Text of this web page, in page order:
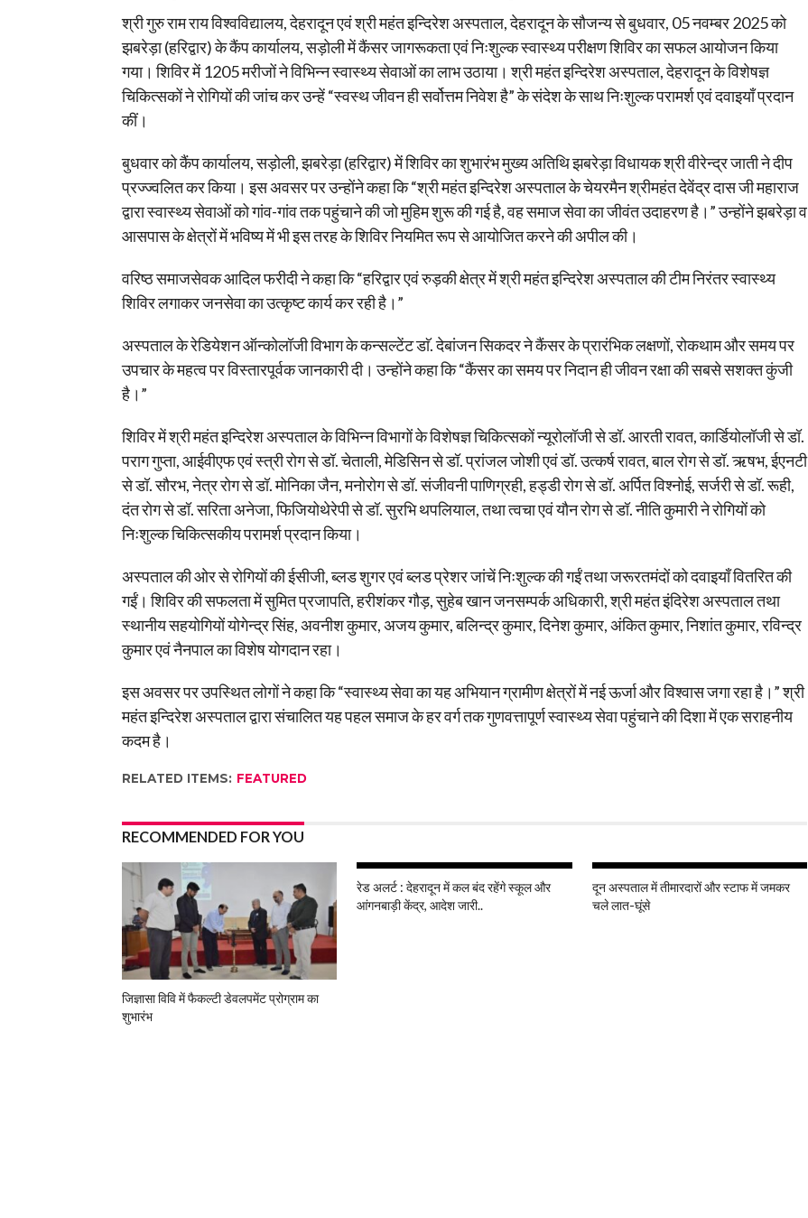
श्री गुरु राम राय विश्वविद्यालय, देहरादून एवं श्री महंत इन्दिरेश अस्पताल, देहरादून के सौजन्य से बुधवार, 05 नवम्बर 2025 को
झबरेड़ा (हरिद्वार) के कैंप कार्यालय, सड़ोली में कैंसर जागरूकता एवं निःशुल्क स्वास्थ्य परीक्षण शिविर का सफल आयोजन किया
गया। शिविर में 1205 मरीजों ने विभिन्न स्वास्थ्य सेवाओं का लाभ उठाया। श्री महंत इन्दिरेश अस्पताल, देहरादून के विशेषज्ञ
चिकित्सकों ने रोगियों की जांच कर उन्हें “स्वस्थ जीवन ही सर्वोत्तम निवेश है” के संदेश के साथ निःशुल्क परामर्श एवं दवाइयाँ प्रदान
कीं।
बुधवार को कैंप कार्यालय, सड़ोली, झबरेड़ा (हरिद्वार) में शिविर का शुभारंभ मुख्य अतिथि झबरेड़ा विधायक श्री वीरेन्द्र जाती ने दीप
प्रज्ज्वलित कर किया। इस अवसर पर उन्होंने कहा कि “श्री महंत इन्दिरेश अस्पताल के चेयरमैन श्रीमहंत देवेंद्र दास जी महाराज
द्वारा स्वास्थ्य सेवाओं को गांव-गांव तक पहुंचाने की जो मुहिम शुरू की गई है, वह समाज सेवा का जीवंत उदाहरण है।” उन्होंने झबरेड़ा व
आसपास के क्षेत्रों में भविष्य में भी इस तरह के शिविर नियमित रूप से आयोजित करने की अपील की।
वरिष्ठ समाजसेवक आदिल फरीदी ने कहा कि “हरिद्वार एवं रुड़की क्षेत्र में श्री महंत इन्दिरेश अस्पताल की टीम निरंतर स्वास्थ्य
शिविर लगाकर जनसेवा का उत्कृष्ट कार्य कर रही है।”
अस्पताल के रेडियेशन ऑन्कोलॉजी विभाग के कन्सल्टेंट डाॅ. देबांजन सिकदर ने कैंसर के प्रारंभिक लक्षणों, रोकथाम और समय पर
उपचार के महत्व पर विस्तारपूर्वक जानकारी दी। उन्होंने कहा कि “कैंसर का समय पर निदान ही जीवन रक्षा की सबसे सशक्त कुंजी
है।”
शिविर में श्री महंत इन्दिरेश अस्पताल के विभिन्न विभागों के विशेषज्ञ चिकित्सकों न्यूरोलॉजी से डॉ. आरती रावत, कार्डियोलॉजी से डॉ.
पराग गुप्ता, आईवीएफ एवं स्त्री रोग से डॉ. चेताली, मेडिसिन से डॉ. प्रांजल जोशी एवं डॉ. उत्कर्ष रावत, बाल रोग से डॉ. ऋषभ, ईएनटी
से डॉ. सौरभ, नेत्र रोग से डॉ. मोनिका जैन, मनोरोग से डॉ. संजीवनी पाणिग्रही, हड्डी रोग से डॉ. अर्पित विश्नोई, सर्जरी से डॉ. रूही,
दंत रोग से डॉ. सरिता अनेजा, फिजियोथेरेपी से डॉ. सुरभि थपलियाल, तथा त्वचा एवं यौन रोग से डॉ. नीति कुमारी ने रोगियों को
निःशुल्क चिकित्सकीय परामर्श प्रदान किया।
अस्पताल की ओर से रोगियों की ईसीजी, ब्लड शुगर एवं ब्लड प्रेशर जांचें निःशुल्क की गईं तथा जरूरतमंदों को दवाइयाँ वितरित की
गईं। शिविर की सफलता में सुमित प्रजापति, हरीशंकर गौड़, सुहेब खान जनसम्पर्क अधिकारी, श्री महंत इंदिरेश अस्पताल तथा
स्थानीय सहयोगियों योगेन्द्र सिंह, अवनीश कुमार, अजय कुमार, बलिन्द्र कुमार, दिनेश कुमार, अंकित कुमार, निशांत कुमार, रविन्द्र
कुमार एवं नैनपाल का विशेष योगदान रहा।
इस अवसर पर उपस्थित लोगों ने कहा कि “स्वास्थ्य सेवा का यह अभियान ग्रामीण क्षेत्रों में नई ऊर्जा और विश्वास जगा रहा है।” श्री
महंत इन्दिरेश अस्पताल द्वारा संचालित यह पहल समाज के हर वर्ग तक गुणवत्तापूर्ण स्वास्थ्य सेवा पहुंचाने की दिशा में एक सराहनीय
कदम है।
RELATED ITEMS: FEATURED
RECOMMENDED FOR YOU
जिज्ञासा विवि में फैकल्टी डेवलपमेंट प्रोग्राम का
शुभारंभ
रेड अलर्ट : देहरादून में कल बंद रहेंगे स्कूल और
आंगनबाड़ी केंद्र, आदेश जारी..
दून अस्पताल में तीमारदारों और स्टाफ में जमकर
चले लात-घूंसे